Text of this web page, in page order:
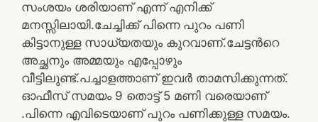
സംശയം ശരിയാണ് എന്ന് എനിക്ക്
മനസ്സിലായി.ചേച്ചിക്ക് പിന്നെ പുറം പണി
കിട്ടാനുള്ള സാധ്യതയും കുറവാണ്.ചേട്ടൻറെ
അച്ഛനും അമ്മയും എപ്പോഴും
വീട്ടിലുണ്ട്.പച്ചാളത്താണ് ഇവർ താമസിക്കുന്നത്.
ഓഫീസ് സമയം 9 തൊട്ട് 5 മണി വരെയാണ്
.പിന്നെ എവിടെയാണ് പുറം പണിക്കുള്ള സമയം.